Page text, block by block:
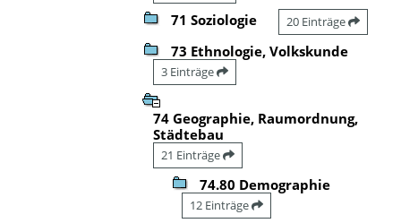
71 Soziologie 20 Einträge
73 Ethnologie, Volkskunde
3 Einträge
74 Geographie, Raumordnung,
Städtebau
21 Einträge
74.80 Demographie
12 Einträge